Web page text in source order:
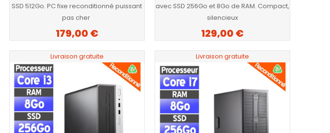
SSD 512Go. PC fixe reconditionné puissant
pas cher
179,00 €
avec SSD 256Go et 8Go de RAM. Compact,
silencieux
129,00 €
Livraison gratuite Livraison gratuite